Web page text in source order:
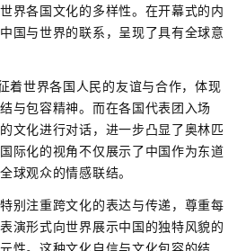
界各国文化的多样性。在开幕式的内
国与世界的联系，呈现了具有全球意
着世界各国人民的友谊与合作，体现
与包容精神。而在各国代表团入场
文化进行对话，进一步凸显了奥林匹
际化的视角不仅展示了中国作为东道
球观众的情感联结。
别注重跨文化的表达与传递，尊重每
演形式向世界展示中国的独特风貌的